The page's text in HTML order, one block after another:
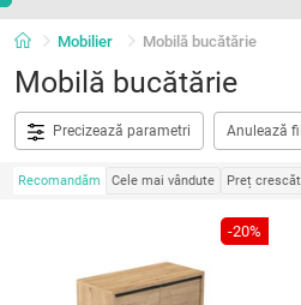
Mobilier Mobilă bucătărie
Mobilă bucătărie
Precizează parametri Anulează
Recomandăm Cele mai vândute Preț
-20%